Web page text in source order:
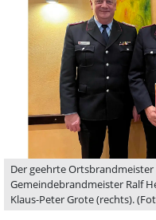
Der geehrte
Gemeindebrandmeister Ralf
Klaus-Peter Grote (rechts).